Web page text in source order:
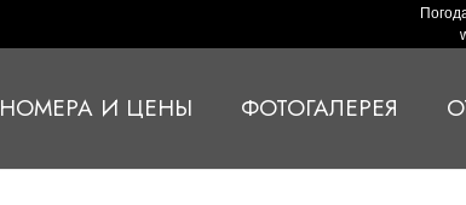
НОМЕРА И ЦЕНЫ ФОТОГАЛЕРЕЯ